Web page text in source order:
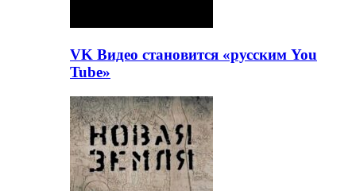
VK Видео становится «русским You
Tube»